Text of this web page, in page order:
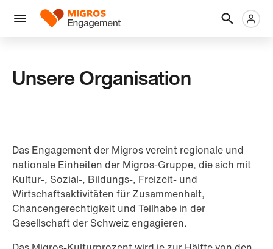
Navigation
überspringen
Menü
Logo
Unsere Organisation
Das Engagement der Migros vereint regionale und
nationale Einheiten der Migros-Gruppe, die sich mit
Kultur-, Sozial-, Bildungs-, Freizeit- und
Wirtschaftsaktivitäten für Zusammenhalt,
Chancengerechtigkeit und Teilhabe in der
Gesellschaft der Schweiz engagieren.